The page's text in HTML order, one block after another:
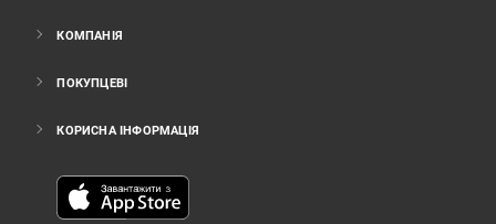
КОМПАНІЯ
ПОКУПЦЕВІ
КОРИСНА ІНФОРМАЦІЯ